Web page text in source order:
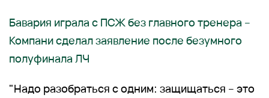
Бавария играла с ПСЖ без главного тренера –
Компани сделал заявление после безумного
полуфинала ЛЧ
"Надо разобраться с одним: защищаться – это